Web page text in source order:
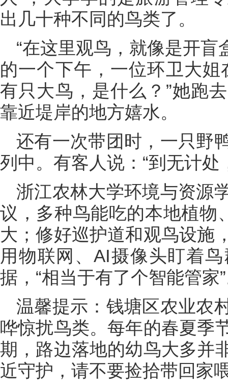
出几十种不同的鸟类了。
“在这里观鸟，就像是开盲
的一个下午，一位环卫大
有只大鸟，是什么？”她跑
靠近堤岸的地方嬉水。
还有一次带团时，一只野
列中。有客人说：“到无计处
浙江农林大学环境与资源
议，多种鸟能吃的本地植物
大；修好巡护道和观鸟设施
用物联网、AI摄像头盯着
据，“相当于有了个智能管家
温馨提示：钱塘区农业农
哗惊扰鸟类。每年的春夏季
期，路边落地的幼鸟大多并
近守护，请不要捡拾带回家